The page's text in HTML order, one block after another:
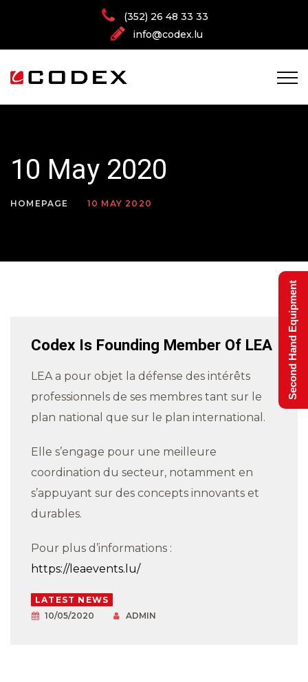
(352) 26 48 33 33
info@codex.lu
10 May 2020
HOMEPAGE 10 MAY 2020
Codex Is Founding Member Of LEA
LEA a pour objet la défense des intérêts
professionnels de ses membres tant sur le
plan national que sur le plan international.
Elle s’engage pour une meilleure
coordination du secteur, notamment en
s’appuyant sur des concepts innovants et
durables.
Pour plus d’informations :
https://leaevents.lu/
LATEST NEWS
10/05/2020
ADMIN
Second Hand Equipment